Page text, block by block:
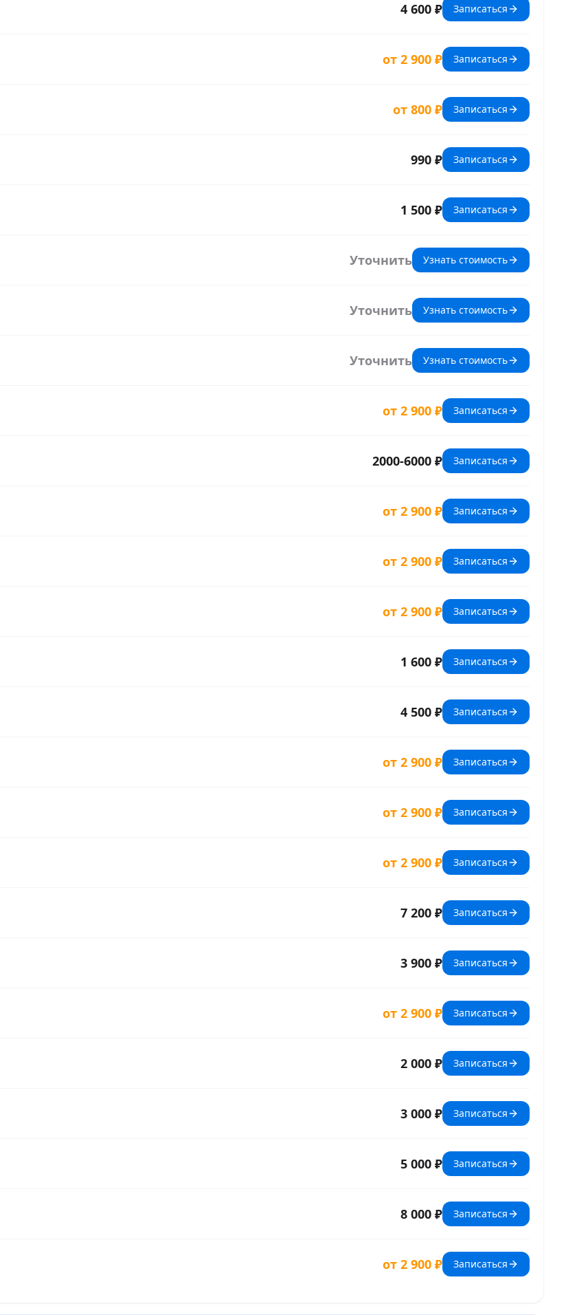
4 600 ₽ Записаться
от 2 900 ₽ Записаться
от 800 ₽ Записаться
990 ₽ Записаться
1 500 ₽ Записаться
Уточнить Узнать стоимость
Уточнить Узнать стоимость
Уточнить Узнать стоимость
от 2 900 ₽ Записаться
2000-6000 ₽ Записаться
от 2 900 ₽ Записаться
от 2 900 ₽ Записаться
от 2 900 ₽ Записаться
1 600 ₽ Записаться
4 500 ₽ Записаться
от 2 900 ₽ Записаться
от 2 900 ₽ Записаться
от 2 900 ₽ Записаться
7 200 ₽ Записаться
3 900 ₽ Записаться
от 2 900 ₽ Записаться
2 000 ₽ Записаться
3 000 ₽ Записаться
5 000 ₽ Записаться
8 000 ₽ Записаться
от 2 900 ₽ Записаться